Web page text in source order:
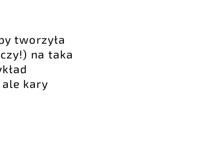
tworzyła
na taka
kary